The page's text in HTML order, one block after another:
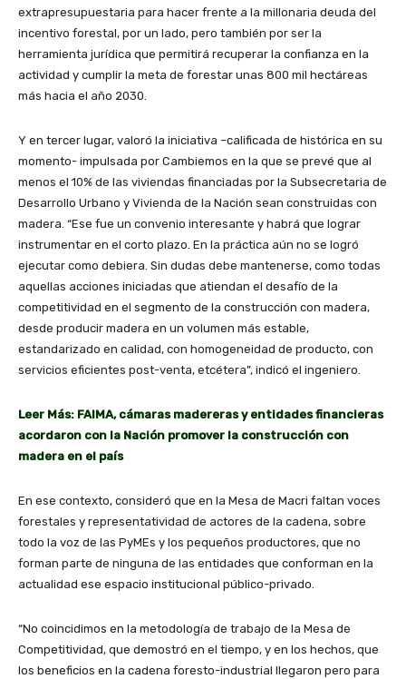
extrapresupuestaria para hacer frente a la millonaria deuda del
incentivo forestal, por un lado, pero también por ser la
herramienta jurídica que permitirá recuperar la confianza en la
actividad y cumplir la meta de forestar unas 800 mil hectáreas
más hacia el año 2030.
Y en tercer lugar, valoró la iniciativa –calificada de histórica en su
momento- impulsada por Cambiemos en la que se prevé que al
menos el 10% de las viviendas financiadas por la Subsecretaria de
Desarrollo Urbano y Vivienda de la Nación sean construidas con
madera. “Ese fue un convenio interesante y habrá que lograr
instrumentar en el corto plazo. En la práctica aún no se logró
ejecutar como debiera. Sin dudas debe mantenerse, como todas
aquellas acciones iniciadas que atiendan el desafío de la
competitividad en el segmento de la construcción con madera,
desde producir madera en un volumen más estable,
estandarizado en calidad, con homogeneidad de producto, con
servicios eficientes post-venta, etcétera”, indicó el ingeniero.
Leer Más: FAIMA, cámaras madereras y entidades financieras
acordaron con la Nación promover la construcción con
madera en el país
En ese contexto, consideró que en la Mesa de Macri faltan voces
forestales y representatividad de actores de la cadena, sobre
todo la voz de las PyMEs y los pequeños productores, que no
forman parte de ninguna de las entidades que conforman en la
actualidad ese espacio institucional público-privado.
“No coincidimos en la metodología de trabajo de la Mesa de
Competitividad, que demostró en el tiempo, y en los hechos, que
los beneficios en la cadena foresto-industrial llegaron pero para